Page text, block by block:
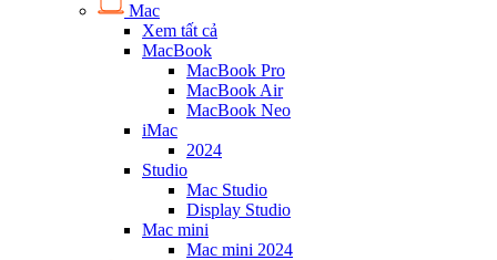
Mac
Xem tất cả
MacBook
MacBook Pro
MacBook Air
MacBook Neo
iMac
2024
Studio
Mac Studio
Display Studio
Mac mini
Mac mini 2024